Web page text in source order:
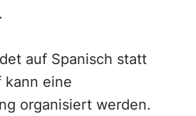
auf Spanisch statt
kann eine
organisiert werden.